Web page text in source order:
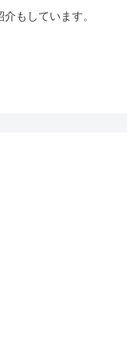
もしています。